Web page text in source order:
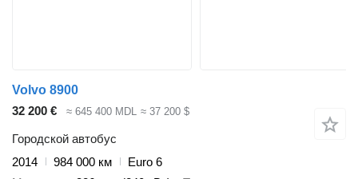
Volvo 8900
32 200 €
≈ 645 400 MDL ≈ 37 200 $
Городской автобус
2014
984 000 км
Euro 6